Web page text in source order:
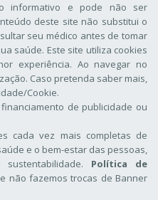
informativo e pode não ser
deste site não substitui o
seu médico antes de tomar
saúde. Este site utiliza cookies
experiência. Ao navegar no
Caso pretenda saber mais,
Cookie.
de publicidade ou
cada vez mais completas de
e o bem-estar das pessoas,
Política de
não fazemos trocas de Banner